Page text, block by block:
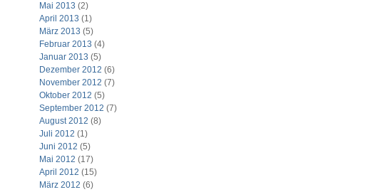
Mai 2013 (2)
April 2013 (1)
März 2013 (5)
Februar 2013 (4)
Januar 2013 (5)
Dezember 2012 (6)
November 2012 (7)
Oktober 2012 (5)
September 2012 (7)
August 2012 (8)
Juli 2012 (1)
Juni 2012 (5)
Mai 2012 (17)
April 2012 (15)
März 2012 (6)